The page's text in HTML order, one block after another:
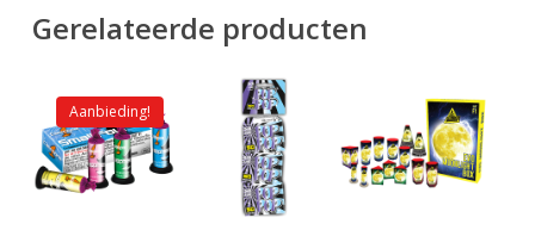
Gerelateerde producten
Aanbieding!